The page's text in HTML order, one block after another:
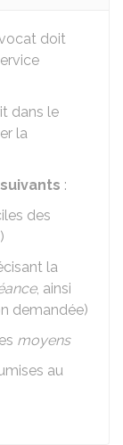
doit
dans le
la
:
des
la
, ainsi
demandée)
moyens
au